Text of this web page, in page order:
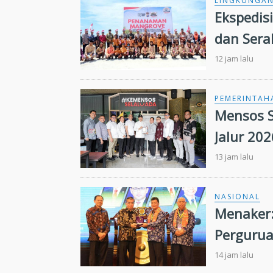
dan
12 jam lalu
Mensos
Jalur
13 jam lalu
NASIONAL
14 jam lalu